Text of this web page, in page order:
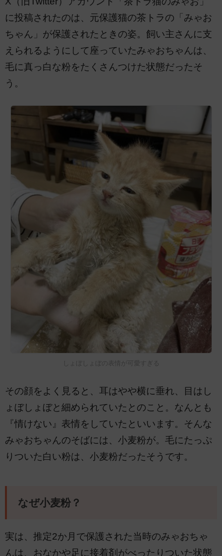
に投稿されたのは、元保護猫の茶トラの「みゃお
ちゃん」が保護されたときの姿。飼い主さんに支
えられるようにして座っていたみゃおちゃんは、
毛に真っ白な粉をたくさんつけた状態だったそ
う。
しょぼしょぼの表情が可愛すぎる
その顔をよく見ると、耳はやや横に垂れ、目はし
ょぼしょぼと細められていたとのこと。なんとも
『情けない』表情をしていたといいます。そんな
みゃおちゃんのそばには、小麦粉が。毛にたっぷ
りついた白い粉は、小麦粉だったそうです。
なぜ小麦粉？
実は、推定2か月で保護された当時のみゃおちゃ
んは、おなかや足に接着剤がべったりついた状態